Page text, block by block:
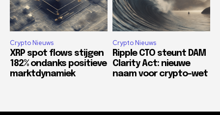
Crypto Nieuws
XRP spot flows stijgen
182% ondanks positieve
marktdynamiek
Crypto Nieuws
Ripple CTO steunt DAM
Clarity Act: nieuwe
naam voor crypto-wet